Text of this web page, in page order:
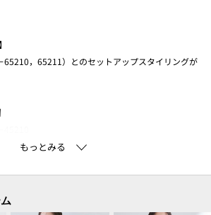
65210，65211）とのセットアップスタイリングが